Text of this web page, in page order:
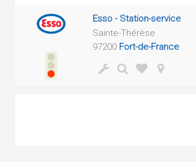
Esso - Station-service
Sainte-Thérèse
97200 Fort-de-France